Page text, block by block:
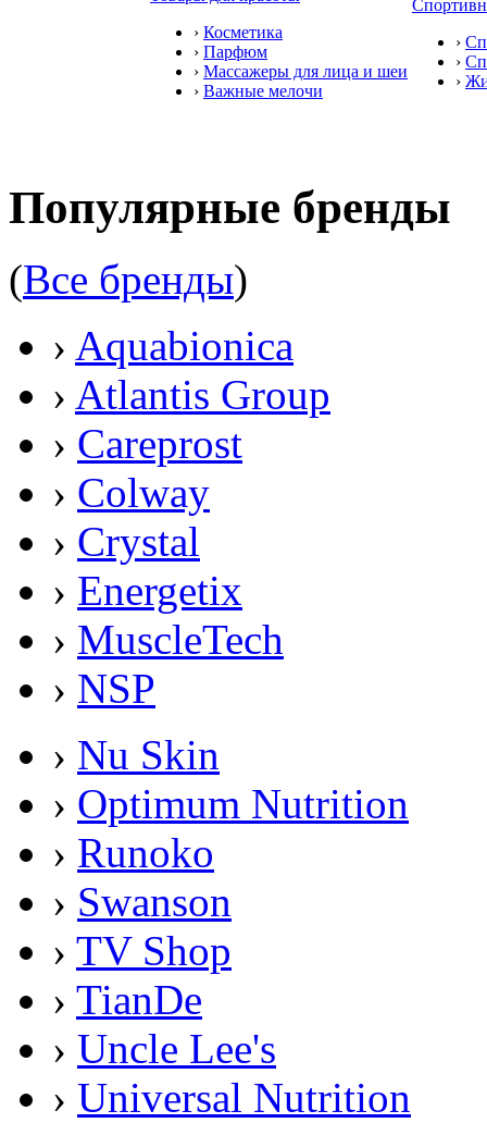
› Косметика
› Парфюм
› Массажеры для лица и шеи
› Важные мелочи
›
›
›
Популярные бренды
(Все бренды)
› Aquabionica
› Atlantis Group
› Careprost
› Colway
› Crystal
› Energetix
› MuscleTech
› NSP
› Nu Skin
› Optimum Nutrition
› Runoko
› Swanson
› TV Shop
› TianDe
› Uncle Lee's
› Universal Nutrition